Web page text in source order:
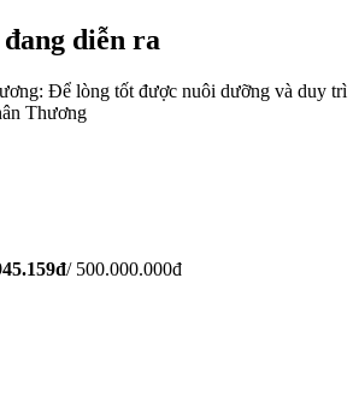
diễn ra
Để lòng tốt được nuôi dưỡng và duy trì
Thương
đ/ 500.000.000đ